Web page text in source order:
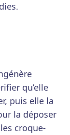
qu’elle
puis elle la
la déposer
croque-